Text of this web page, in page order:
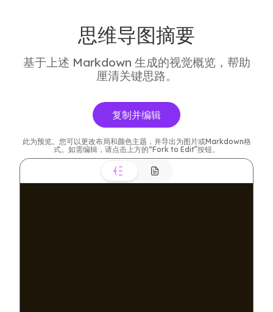
思维导图摘要
基于上述 Markdown 生成的视觉概览，帮助
厘清关键思路。
复制并编辑
此为预览。您可以更改布局和颜色主题，并导出为图片或Markdown格
式。如需编辑，请点击上方的“Fork to Edit”按钮。